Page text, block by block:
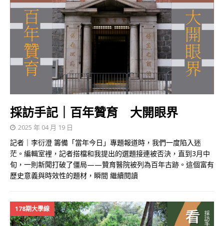
採訪手記｜百年贊育 大開眼界
2025 年 04 月 19 日
記者｜李衍澄 籌備「當年今日」專題報道時，我們一度陷入迷
茫。編輯室裡，記者搭檔和我提出的選題接連被否決，直到3月中
旬，一則新聞打破了僵局——贊育醫院被列為百年古跡。這個富有
歷史意義與時效性的題材，瞬間 繼續閱讀
178期大學線